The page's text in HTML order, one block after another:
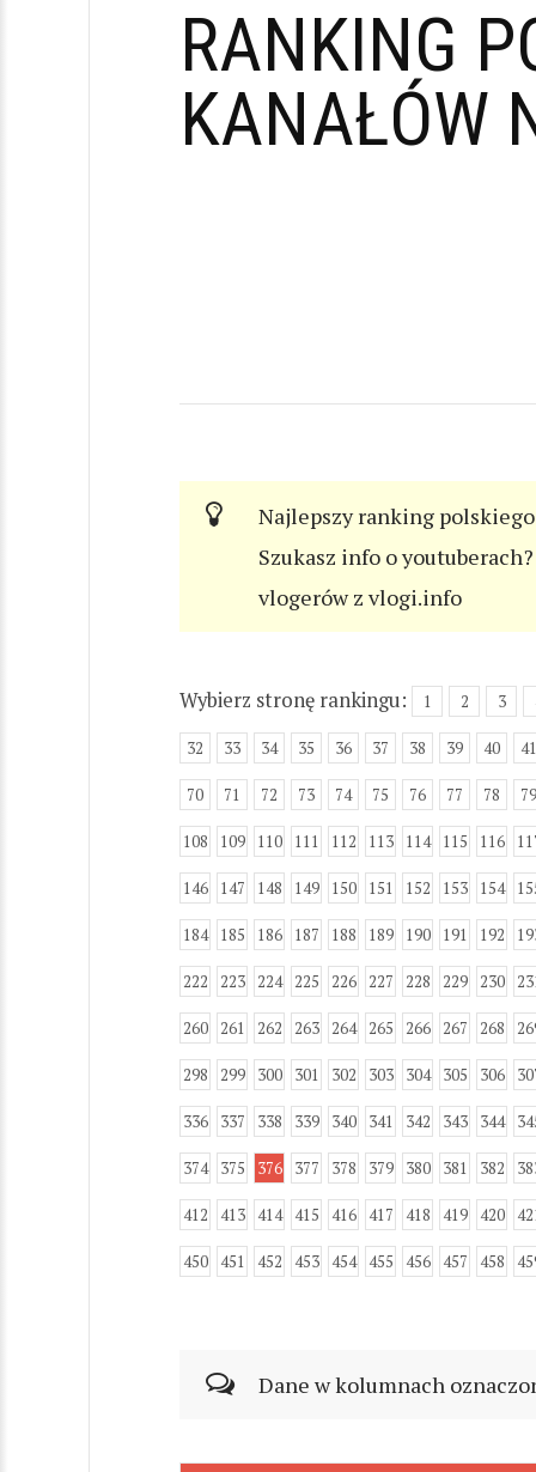
RANKING
KANAŁÓW
Najlepszy ranking
Szukasz info o
vlogerów z vlogi.info
Wybierz stronę rankingu: 1 2 3
32 33 34 35 36 37 38 39 40 41
70 71 72 73 74 75 76 77 78 79
108 109 110 111 112 113 114 115 116
146 147 148 149 150 151 152 153 154
184 185 186 187 188 189 190 191 192
222 223 224 225 226 227 228 229 230
260 261 262 263 264 265 266 267 268
298 299 300 301 302 303 304 305 306
336 337 338 339 340 341 342 343 344
374 375 376 377 378 379 380 381 382
412 413 414 415 416 417 418 419 420
450 451 452 453 454 455 456 457 458
Dane w kolumnach